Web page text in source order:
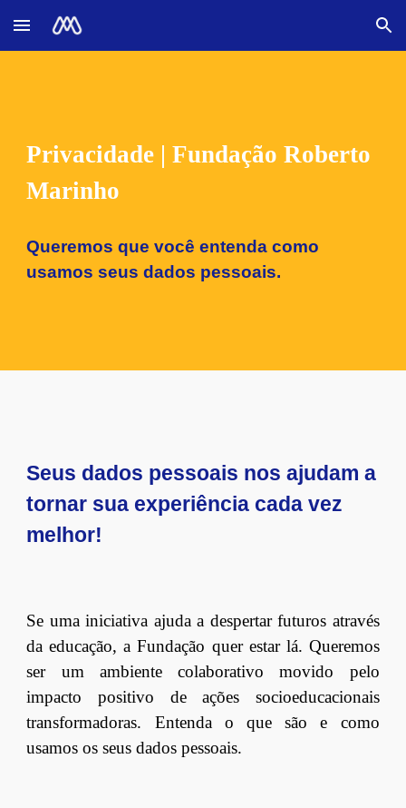
Skip to main content Skip to navigation
Privacidade | Fundação Roberto
Marinho
Queremos que você entenda como
usamos seus dados pessoais.
Seus dados pessoais nos ajudam a
tornar sua experiência cada vez
melhor!
Se uma iniciativa ajuda a despertar futuros através
da educação, a Fundação quer estar lá. Queremos
ser um ambiente colaborativo movido pelo
impacto positivo de ações socioeducacionais
transformadoras. Entenda o que são e como
usamos os seus dados pessoais.